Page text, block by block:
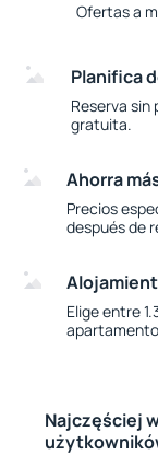
Ofertas a
Planifica
Reserva
gratuita.
Ahorra
Precios
después de
Elige entre
Najczęściej